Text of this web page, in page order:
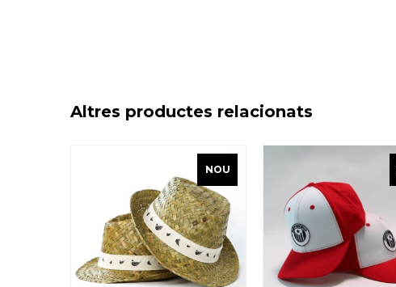
Altres productes relacionats
NOU